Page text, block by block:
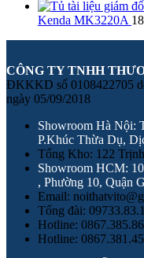
Kenda MK3220A
CÔNG TY TNHH
ĐKKKD số 0108422705
ngày 05/09/2018
Showroom Hà Nội:
P.Khúc Thừa Dụ,
Tổng Kho: 122
Showroom HCM:
, Phường 10, Quận
Email:
Tổng đài:
Hotline:
Hotline: